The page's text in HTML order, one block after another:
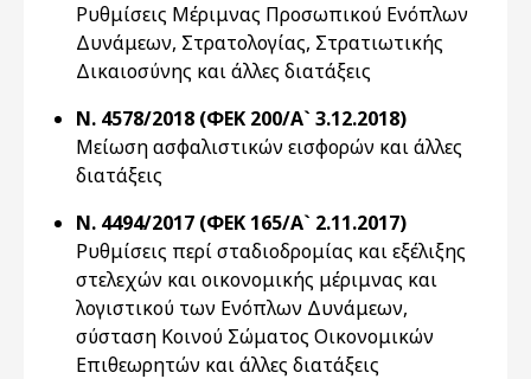
Ρυθμίσεις Μέριμνας Προσωπικού Ενόπλων
Δυνάμεων, Στρατολογίας, Στρατιωτικής
Δικαιοσύνης και άλλες διατάξεις
Ν. 4578/2018 (ΦΕΚ 200/Α` 3.12.2018)
Μείωση ασφαλιστικών εισφορών και άλλες
διατάξεις
Ν. 4494/2017 (ΦΕΚ 165/Α` 2.11.2017)
Ρυθμίσεις περί σταδιοδρομίας και εξέλιξης
στελεχών και οικονομικής μέριμνας και
λογιστικού των Ενόπλων Δυνάμεων,
σύσταση Κοινού Σώματος Οικονομικών
Επιθεωρητών και άλλες διατάξεις